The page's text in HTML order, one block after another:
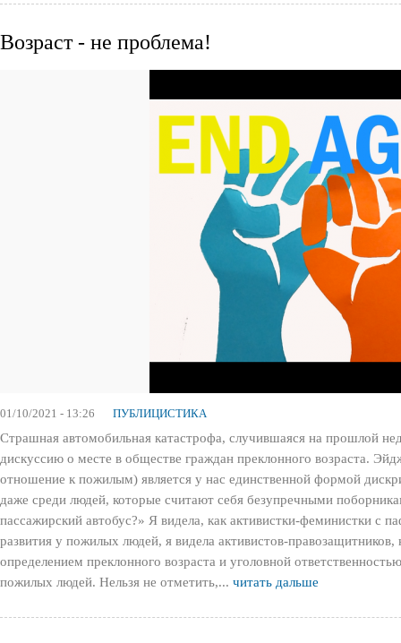
Возраст - не проблема!
01/10/2021 - 13:26 ПУБЛИЦИСТИКА
Страшная автомобильная катастрофа, случившаяся на прошлой
дискуссию о месте в обществе граждан преклонного возраста.
отношение к пожилым) является у нас единственной формой
даже среди людей, которые считают себя безупречными
пассажирский автобус?» Я видела, как активистки-феминистки с
развития у пожилых людей, я видела активистов-
определением преклонного возраста и уголовной
пожилых людей. Нельзя не отметить,... читать дальше